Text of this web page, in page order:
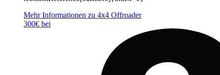
Mehr Informationen zu 4x4 Offroader
300€ bei